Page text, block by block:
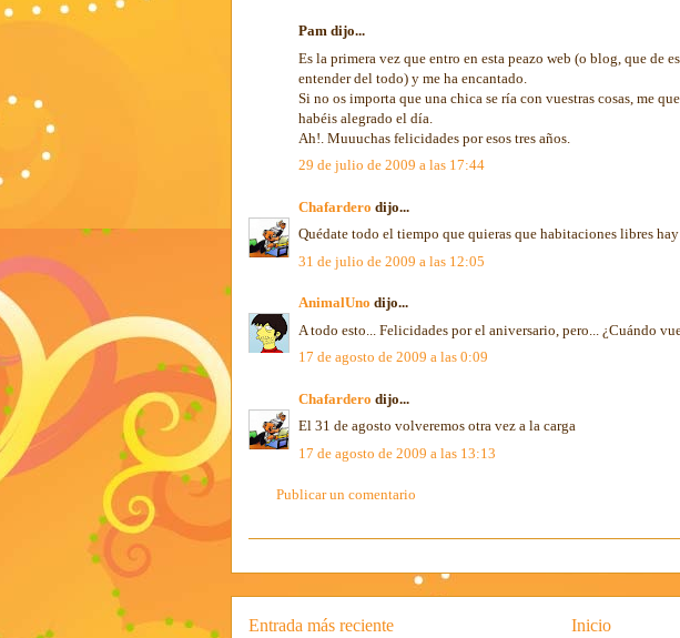
Pam dijo...
Es la primera vez que entro en esta peazo web (o blog, que de
entender del todo) y me ha encantado.
Si no os importa que una chica se ría con vuestras cosas, me
habéis alegrado el día.
Ah!. Muuuchas felicidades por esos tres años.
29 de julio de 2009 a las 17:44
Chafardero dijo...
Quédate todo el tiempo que quieras que habitaciones libres
31 de julio de 2009 a las 12:05
AnimalUno dijo...
A todo esto... Felicidades por el aniversario, pero... ¿Cuándo
17 de agosto de 2009 a las 0:09
Chafardero dijo...
El 31 de agosto volveremos otra vez a la carga
17 de agosto de 2009 a las 13:13
Publicar un comentario
Entrada más reciente Inicio